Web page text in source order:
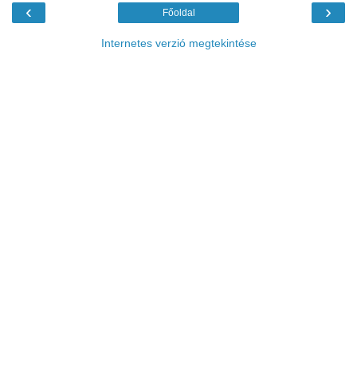
‹ ›
Főoldal
Internetes verzió megtekintése